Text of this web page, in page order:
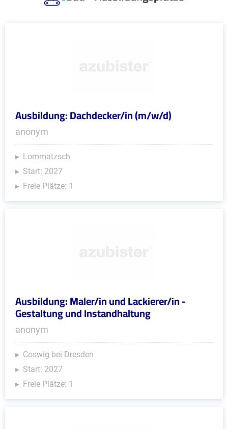
Ausbildung: Dachdecker/in (m/w/d)
anonym
Lommatzsch
Start: 2027
Freie Plätze: 1
Ausbildung: Maler/in und Lackierer/in -
Gestaltung und Instandhaltung
anonym
Coswig bei Dresden
Start: 2027
Freie Plätze: 1